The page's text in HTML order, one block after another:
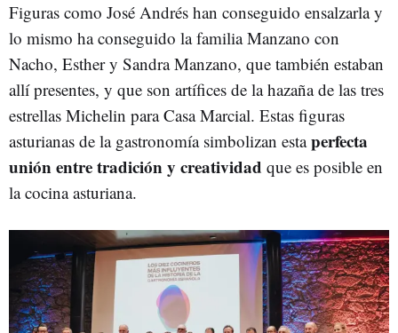
Figuras como José Andrés han conseguido ensalzarla y
lo mismo ha conseguido la familia Manzano con
Nacho, Esther y Sandra Manzano, que también estaban
allí presentes, y que son artífices de la hazaña de las tres
estrellas Michelin para Casa Marcial. Estas figuras
asturianas de la gastronomía simbolizan estaperfecta
unión entre tradición y creatividad que es posible en
la cocina asturiana.